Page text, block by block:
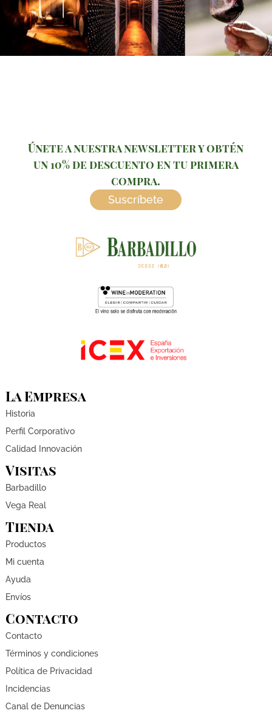
Únete a nuestra newsletter y obtén
un 10% de descuento en tu primera
compra.
Suscríbete
La Empresa
Historia
Perfil Corporativo
Calidad Innovación
Visitas
Barbadillo
Vega Real
Tienda
Productos
Mi cuenta
Ayuda
Envíos
Contacto
Contacto
Términos y condiciones
Política de Privacidad
Incidencias
Canal de Denuncias